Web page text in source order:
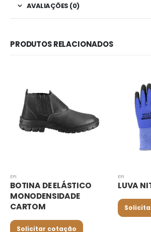
AVALIAÇÕES (0)
PRODUTOS RELACIONADOS
LUVA NITRIL WAVE VOLK